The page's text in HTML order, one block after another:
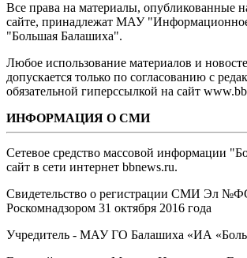
Все права на материалы, опубликованные
сайте, принадлежат МАУ "Информационное
"Большая Балашиха".
Любое использование материалов и
допускается только по согласованию с
обязательной гиперссылкой на сайт
ИНФОРМАЦИЯ О СМИ
Сетевое средство массовой информации
сайт в сети интернет bbnews.ru.
Свидетельство о регистрации СМИ Эл
Роскомнадзором 31 октября 2016 года
Учредитель - МАУ ГО Балашиха «ИА